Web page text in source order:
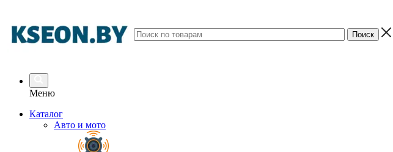
Меню
Каталог
Авто и мото